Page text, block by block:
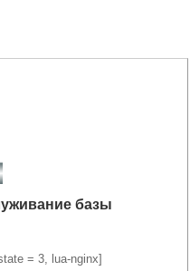
базы
= 3, lua-nginx]